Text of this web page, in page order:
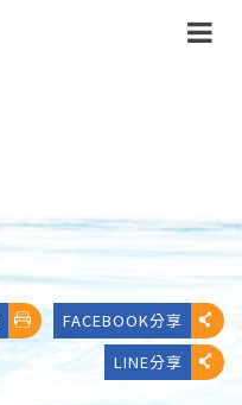
FACEBOOK分享
LINE分享